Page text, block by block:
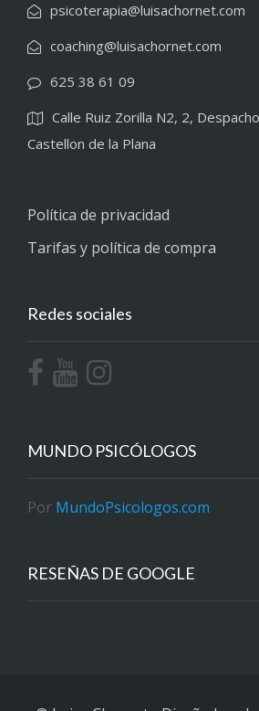
psicoterapia@luisachornet.com
coaching@luisachornet.com
625 38 61 09
Calle Ruiz Zorilla N2, 2,
Castellon de la Plana
Política de privacidad
Tarifas y política de compra
Redes sociales
MUNDO PSICÓLOGOS
Por MundoPsicologos.com
RESEÑAS DE GOOGLE